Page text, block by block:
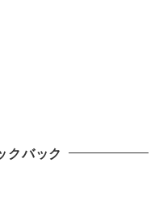
クバック